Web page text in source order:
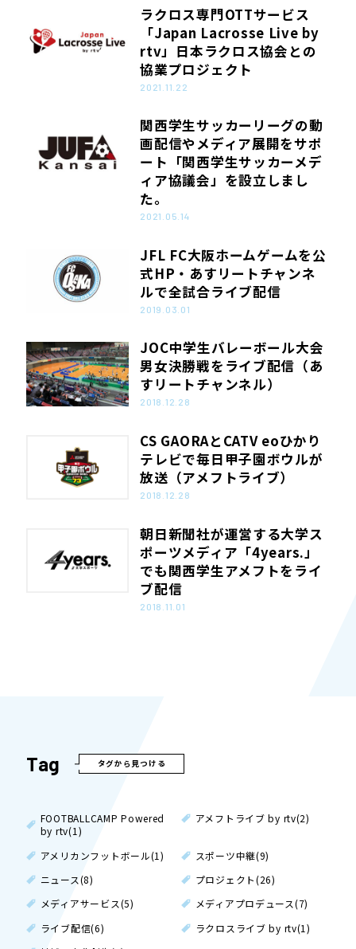
ラクロス専門OTTサービス
「Japan Lacrosse Live by
rtv」日本ラクロス協会との
協業プロジェクト
2021.11.22
関西学生サッカーリーグの動
画配信やメディア展開をサポ
ート「関西学生サッカーメデ
ィア協議会」を設立しまし
た。
2021.05.14
JFL FC大阪ホームゲームを公
式HP・あすリートチャンネ
ルで全試合ライブ配信
2019.03.01
JOC中学生バレーボール大会
男女決勝戦をライブ配信（あ
すリートチャンネル）
2018.12.28
CS GAORAとCATV eoひかり
テレビで毎日甲子園ボウルが
放送（アメフトライブ）
2018.12.28
朝日新聞社が運営する大学ス
ポーツメディア「4years.」
でも関西学生アメフトをライ
ブ配信
2018.11.01
Tag タグから見つける
FOOTBALLCAMP Powered
by rtv(1)
アメフトライブ by rtv(2)
アメリカンフットボール(1)
スポーツ中継(9)
ニュース(8)
プロジェクト(26)
メディアサービス(5)
メディアプロデュース(7)
ライブ配信(6)
ラクロスライブ by rtv(1)